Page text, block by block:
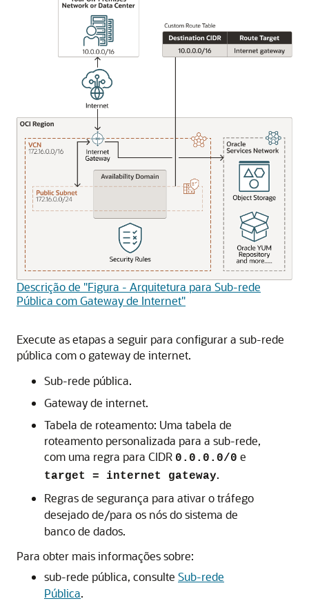
Descrição de "Figura - Arquitetura para Sub-rede
Pública com Gateway de Internet"
Execute as etapas a seguir para configurar a sub-rede
pública com o gateway de internet.
Sub-rede pública.
Gateway de internet.
Tabela de roteamento: Uma tabela de
roteamento personalizada para a sub-rede,
com uma regra para CIDR 0.0.0.0/0 e
target = internet gateway.
Regras de segurança para ativar o tráfego
desejado de/para os nós do sistema de
banco de dados.
Para obter mais informações sobre:
sub-rede pública, consulte Sub-rede
Pública.